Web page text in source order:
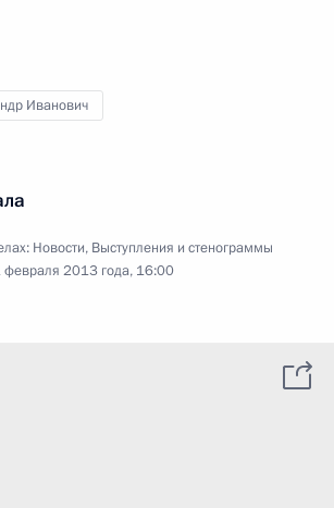
Иванович
Новости, Выступления и стенограммы
февраля 2013 года, 16:00